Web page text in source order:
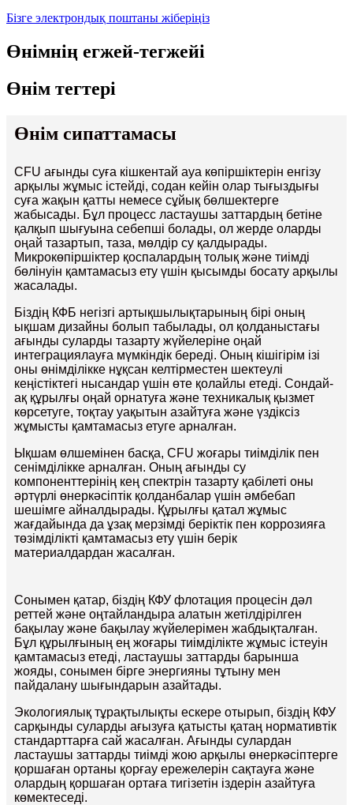
Бізге электрондық поштаны жіберіңіз
Өнімнің егжей-тегжейі
Өнім тегтері
Өнім сипаттамасы
CFU ағынды суға кішкентай ауа көпіршіктерін енгізу
арқылы жұмыс істейді, содан кейін олар тығыздығы
суға жақын қатты немесе сұйық бөлшектерге
жабысады. Бұл процесс ластаушы заттардың бетіне
қалқып шығуына себепші болады, ол жерде оларды
оңай тазартып, таза, мөлдір су қалдырады.
Микрокөпіршіктер қоспалардың толық және тиімді
бөлінуін қамтамасыз ету үшін қысымды босату арқылы
жасалады.
Біздің КФБ негізгі артықшылықтарының бірі оның
ықшам дизайны болып табылады, ол қолданыстағы
ағынды суларды тазарту жүйелеріне оңай
интеграциялауға мүмкіндік береді. Оның кішігірім ізі
оны өнімділікке нұқсан келтірместен шектеулі
кеңістіктегі нысандар үшін өте қолайлы етеді. Сондай-
ақ құрылғы оңай орнатуға және техникалық қызмет
көрсетуге, тоқтау уақытын азайтуға және үздіксіз
жұмысты қамтамасыз етуге арналған.
Ықшам өлшемінен басқа, CFU жоғары тиімділік пен
сенімділікке арналған. Оның ағынды су
компоненттерінің кең спектрін тазарту қабілеті оны
әртүрлі өнеркәсіптік қолданбалар үшін әмбебап
шешімге айналдырады. Құрылғы қатал жұмыс
жағдайында да ұзақ мерзімді беріктік пен коррозияға
төзімділікті қамтамасыз ету үшін берік
материалдардан жасалған.
Сонымен қатар, біздің КФУ флотация процесін дәл
реттей және оңтайландыра алатын жетілдірілген
бақылау және бақылау жүйелерімен жабдықталған.
Бұл құрылғының ең жоғары тиімділікте жұмыс істеуін
қамтамасыз етеді, ластаушы заттарды барынша
жояды, сонымен бірге энергияны тұтыну мен
пайдалану шығындарын азайтады.
Экологиялық тұрақтылықты ескере отырып, біздің КФУ
сарқынды суларды ағызуға қатысты қатаң нормативтік
стандарттарға сай жасалған. Ағынды сулардан
ластаушы заттарды тиімді жою арқылы өнеркәсіптерге
қоршаған ортаны қорғау ережелерін сақтауға және
олардың қоршаған ортаға тигізетін іздерін азайтуға
көмектеседі.